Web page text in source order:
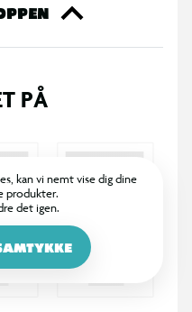
PÅ
kan vi nemt vise dig dine
produkter.
det igen.